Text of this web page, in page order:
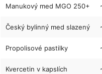
Manukový med MGO 250+
Český bylinný med slazený
Propolisové pastilky
Kvercetin v kapslích